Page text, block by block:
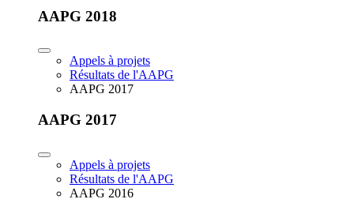
AAPG 2018
Appels à projets
Résultats de l'AAPG
AAPG 2017
AAPG 2017
Appels à projets
Résultats de l'AAPG
AAPG 2016